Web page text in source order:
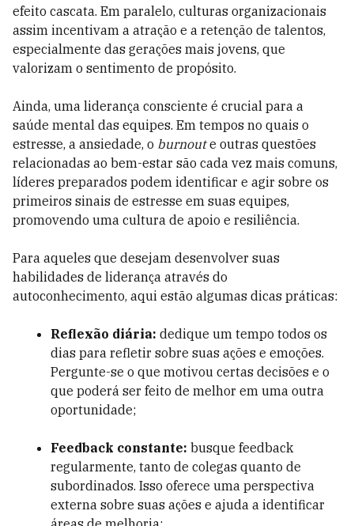
efeito cascata. Em paralelo, culturas organizacionais
assim incentivam a atração e a retenção de talentos,
especialmente das gerações mais jovens, que
valorizam o sentimento de propósito.
Ainda, uma liderança consciente é crucial para a
saúde mental das equipes. Em tempos no quais o
estresse, a ansiedade, o burnoute outras questões
relacionadas ao bem-estar são cada vez mais comuns,
líderes preparados podem identificar e agir sobre os
primeiros sinais de estresse em suas equipes,
promovendo uma cultura de apoio e resiliência.
Para aqueles que desejam desenvolver suas
habilidades de liderança através do
autoconhecimento, aqui estão algumas dicas práticas:
Reflexão diária: dedique um tempo todos os
dias para refletir sobre suas ações e emoções.
Pergunte-se o que motivou certas decisões e o
que poderá ser feito de melhor em uma outra
oportunidade;
Feedback constante: busque feedback
regularmente, tanto de colegas quanto de
subordinados. Isso oferece uma perspectiva
externa sobre suas ações e ajuda a identificar